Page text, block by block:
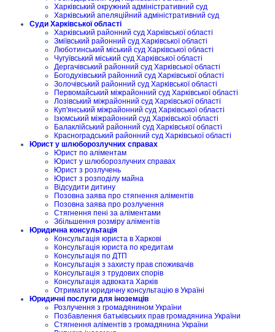
Харківський окружний адміністративний суд
Харківський апеляційний адміністративний суд
Суди Харківської області
Харківський районний суд Харківської області
Зміївський районний суд Харківської області
Люботинський міський суд Харківської області
Чугуївський міський суд Харківської області
Дергачівський районний суд Харківської області
Богодухівський районний суд Харківської області
Золочівський районний суд Харківської області
Первомайський міжрайонний суд Харківської області
Лозівський міжрайонний суд Харківської області
Куп'янський міжрайонний суд Харківської області
Ізюмський міжрайонний суд Харківської області
Балаклійський районний суд Харківської області
Красноградський районний суд Харківської області
Юрист у шлюборозлучних справах
Юрист по аліментам
Юрист у шлюборозлучних справах
Юрист з розлучень
Юрист з розподілу майна
Відсудити дитину
Позовна заява про стягнення аліментів
Позовна заява про розлучення
Стягнення пені за аліментами
Збільшення розміру аліментів
Юридична консультація
Консультація юриста в Харкові
Консультація юриста по кредитам
Консультація по ДТП
Консультація з захисту прав споживачів
Консультація з трудових спорів
Консультація адвоката Харків
Отримати юридичну консультацію в Україні
Юридичні послуги для іноземців
Розлучення з громадянином України
Позбавлення батьківських прав громадянина України
Стягнення аліментів з громадянина України